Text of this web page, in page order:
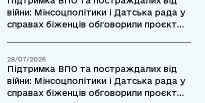
війни: Мінсоцполітики і Датська рада у
справах біженців обговорили проєкт
28/07/2026
Підтримка ВПО та постраждалих від
війни: Мінсоцполітики і Датська рада у
справах біженців обговорили проєкт